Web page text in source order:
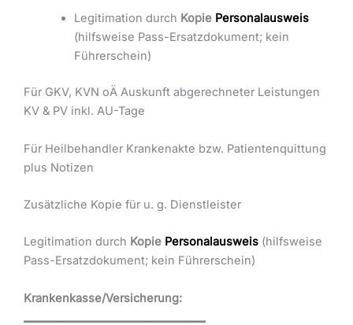
Legitimation durch Kopie Personalausweis
(hilfsweise Pass-Ersatzdokument; kein
Führerschein)
Für GKV, KVN oÄ Auskunft abgerechneter Leistungen
KV & PV inkl. AU-Tage
Für Heilbehandler Krankenakte bzw. Patientenquittung
plus Notizen
Zusätzliche Kopie für u. g. Dienstleister
Legitimation durch Kopie Personalausweis (hilfsweise
Pass-Ersatzdokument; kein Führerschein)
Krankenkasse/Versicherung:
_________________________________